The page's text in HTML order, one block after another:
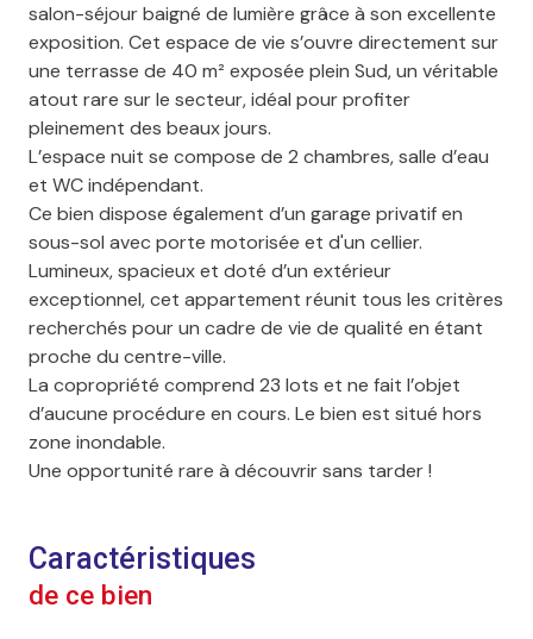
salon-séjour baigné de lumière grâce à son excellente
exposition. Cet espace de vie s’ouvre directement sur
une terrasse de 40 m² exposée plein Sud, un véritable
atout rare sur le secteur, idéal pour profiter
pleinement des beaux jours.
L’espace nuit se compose de 2 chambres, salle d’eau
et WC indépendant.
Ce bien dispose également d’un garage privatif en
sous-sol avec porte motorisée et d'un cellier.
Lumineux, spacieux et doté d’un extérieur
exceptionnel, cet appartement réunit tous les critères
recherchés pour un cadre de vie de qualité en étant
proche du centre-ville.
La copropriété comprend 23 lots et ne fait l’objet
d’aucune procédure en cours. Le bien est situé hors
zone inondable.
Une opportunité rare à découvrir sans tarder !
Caractéristiques
de ce bien